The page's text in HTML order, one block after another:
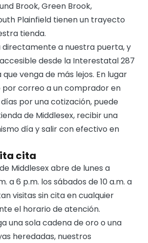
Brook, Green Brook,
Plainfield tienen un trayecto
tienda.
directamente a nuestra puerta, y
desde la Interestatal 287
venga de más lejos. En lugar
por correo a un comprador en
por una cotización, puede
de Middlesex, recibir una
día y salir con efectivo en
cita
Middlesex abre de lunes a
a 6 p.m. los sábados de 10 a.m. a
visitas sin cita en cualquier
el horario de atención.
una sola cadena de oro o una
heredadas, nuestros